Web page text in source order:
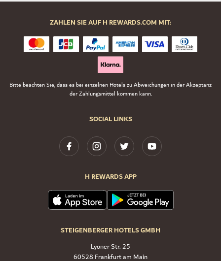
SOCIAL LINKS
H REWARDS APP
STEIGENBERGER HOTELS GMBH
Lyoner Str. 25
60528 Frankfurt am Main
ZAHLEN SIE AUF H REWARDS.COM MIT:
Bitte beachten Sie, dass es bei einzelnen Hotels zu Abweichungen in der Akzeptanz
der Zahlungsmittel kommen kann.